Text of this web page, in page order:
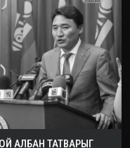
АЛБАН ТАТВАРЫГ